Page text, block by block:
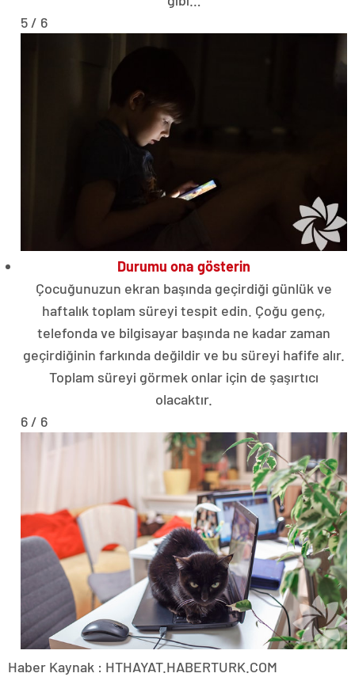
5 / 6
Durumu ona gösterin
Çocuğunuzun ekran başında geçirdiği günlük ve
haftalık toplam süreyi tespit edin. Çoğu genç,
telefonda ve bilgisayar başında ne kadar zaman
geçirdiğinin farkında değildir ve bu süreyi hafife alır.
Toplam süreyi görmek onlar için de şaşırtıcı
olacaktır.
6 / 6
Haber Kaynak : HTHAYAT.HABERTURK.COM